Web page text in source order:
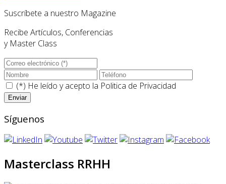
Suscríbete a nuestro Magazine
Recibe Artículos, Conferencias
y Master Class
(*) He leído y acepto la Politica de Privacidad
Síguenos
Masterclass RRHH